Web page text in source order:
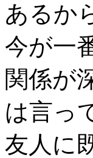
あるか
今が一
関係が
は言っ
友人に